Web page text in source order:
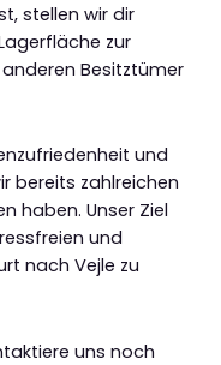
stellen wir dir
zur
Besitztümer
und
bereits zahlreichen
haben. Unser Ziel
und
nach Vejle zu
uns noch